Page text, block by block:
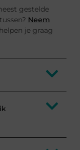
gestelde
Neem
je graag